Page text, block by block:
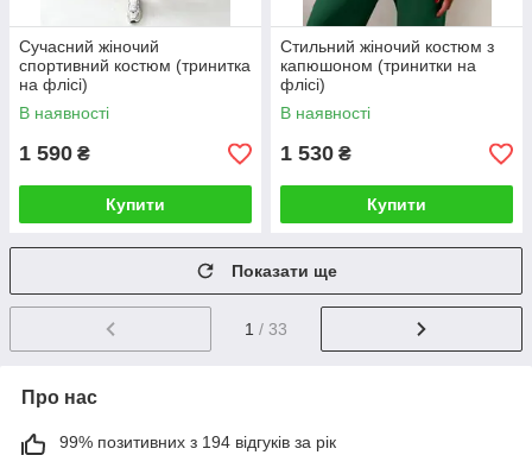
Сучасний жіночий
спортивний костюм (тринитка
на флісі)
В наявності
1 590 ₴
Купити
Стильний жіночий костюм з
капюшоном (тринитки на
флісі)
В наявності
1 530 ₴
Купити
Показати ще
1 / 33
Про нас
99% позитивних з 194 відгуків за рік